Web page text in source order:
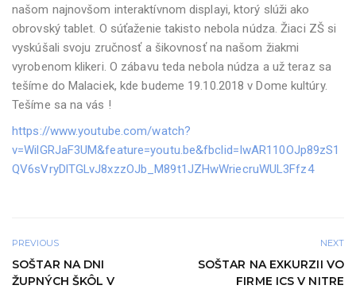
našom najnovšom interaktívnom displayi, ktorý slúži ako
obrovský tablet. O súťaženie takisto nebola núdza. Žiaci ZŠ si
vyskúšali svoju zručnosť a šikovnosť na našom žiakmi
vyrobenom klikeri. O zábavu teda nebola núdza a už teraz sa
tešíme do Malaciek, kde budeme 19.10.2018 v Dome kultúry.
Tešíme sa na vás !
https://www.youtube.com/watch?
v=WilGRJaF3UM&feature=youtu.be&fbclid=IwAR110OJp89zS1
QV6sVryDlTGLvJ8xzzOJb_M89t1JZHwWriecruWUL3Ffz4
PREVIOUS
SOŠTAR NA DNI
ŽUPNÝCH ŠKÔL V
NEXT
SOŠTAR NA EXKURZII VO
FIRME ICS V NITRE